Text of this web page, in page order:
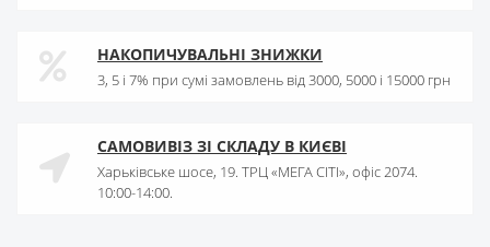
НАКОПИЧУВАЛЬНІ ЗНИЖКИ
3, 5 і 7% при сумі замовлень від 3000, 5000 і 15000 грн
САМОВИВІЗ ЗІ СКЛАДУ В КИЄВІ
Харьківське шосе, 19. ТРЦ «МЕГА СІТІ», офіс 2074.
10:00-14:00.